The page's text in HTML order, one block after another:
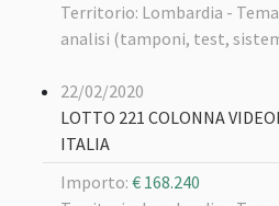
Territorio: Lombardia -
analisi (tamponi, test,
22/02/2020
LOTTO 221 COLONNA
ITALIA
Importo: € 168.240